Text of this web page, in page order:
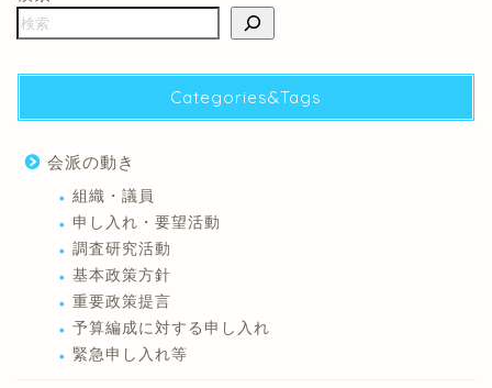
Categories&Tags
会派の動き
組織・議員
申し入れ・要望活動
調査研究活動
基本政策方針
重要政策提言
予算編成に対する申し入れ
緊急申し入れ等